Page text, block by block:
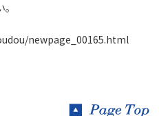
newpage_00165.html